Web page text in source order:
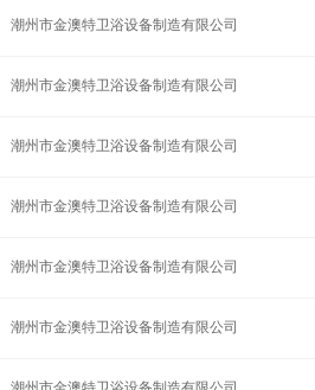
潮州市金澳特卫浴设备制造有限公司
潮州市金澳特卫浴设备制造有限公司
潮州市金澳特卫浴设备制造有限公司
潮州市金澳特卫浴设备制造有限公司
潮州市金澳特卫浴设备制造有限公司
潮州市金澳特卫浴设备制造有限公司